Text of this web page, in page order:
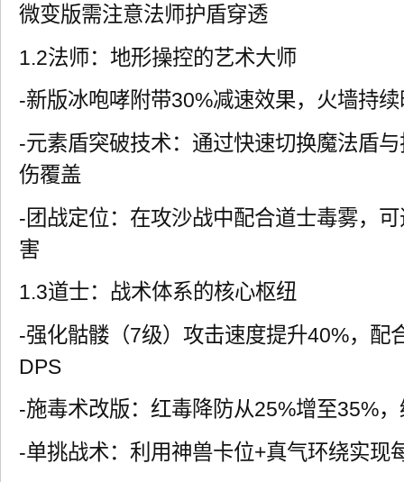
微变版需注意法师护盾穿透
1.2法师：地形操控的艺术大师
-新版冰咆哮附带30%减速效果，火墙持
-元素盾突破技术：通过快速切换魔法盾
伤覆盖
-团战定位：在攻沙战中配合道士毒雾，
害
1.3道士：战术体系的核心枢纽
-强化骷髅（7级）攻击速度提升40%，配
DPS
-施毒术改版：红毒降防从25%增至35%
-单挑战术：利用神兽卡位+真气环绕实现